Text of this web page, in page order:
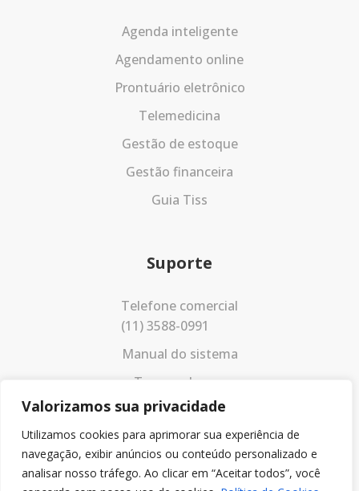
Valorizamos sua privacidade
Utilizamos cookies para aprimorar sua experiência de
navegação, exibir anúncios ou conteúdo personalizado e
analisar nosso tráfego. Ao clicar em “Aceitar todos”, você
Agenda inteligente
Agendamento online
Prontuário eletrônico
Telemedicina
Gestão de estoque
Gestão financeira
Guia Tiss
Suporte
Telefone comercial
(11) 3588-0991
Manual do sistema
Termos de uso
Política de privacidade